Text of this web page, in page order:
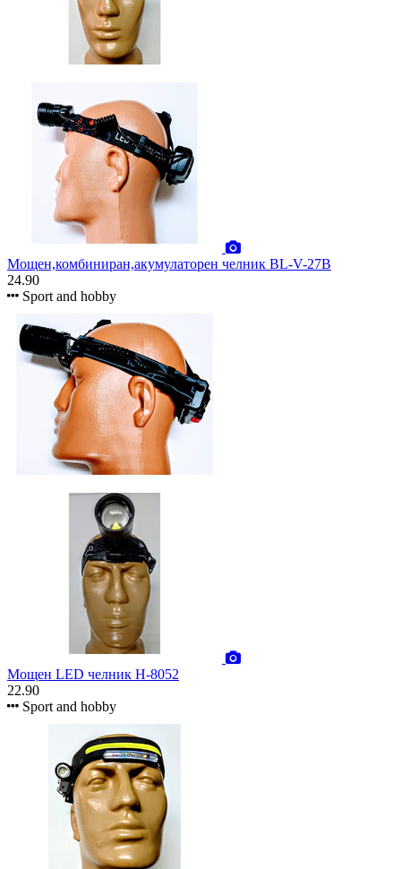
Мощен,комбиниран,акумулаторен челник BL-V-27B
24.90
Sport and hobby
Мощен LED челник H-8052
22.90
Sport and hobby